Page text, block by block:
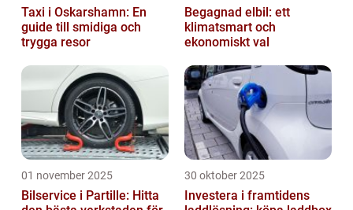
Taxi i Oskarshamn: En
guide till smidiga och
trygga resor
Begagnad elbil: ett
klimatsmart och
ekonomiskt val
01 november 2025
Bilservice i Partille: Hitta
30 oktober 2025
Investera i framtidens